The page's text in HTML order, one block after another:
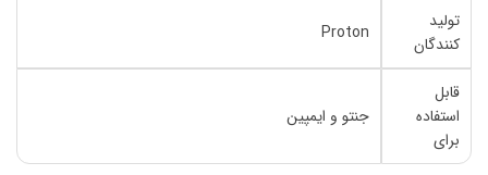
تولید
کنندگان
Proton
قابل
استفاده
برای
جنتو و ایمپین